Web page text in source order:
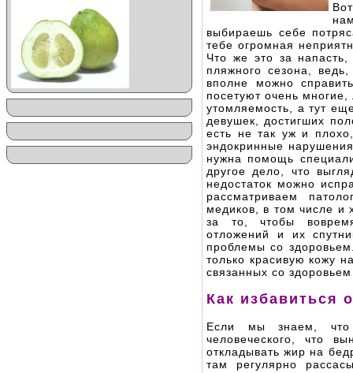
выбираешь себе
тебе огромная
Что же это за
пляжного сезона,
вполне можно
посетуют очень
утомляемость, а тут
девушек, достигших
есть не так уж и
эндокринные
нужна помощь
другое дело, что
недостаток можно
рассматриваем
медиков, в том числе и
за то, чтобы
отложений и их
проблемы со
только красивую кожу
связанных со
Как избавиться
Если мы знаем, что
человеческого, что
откладывать жир на
там регулярно